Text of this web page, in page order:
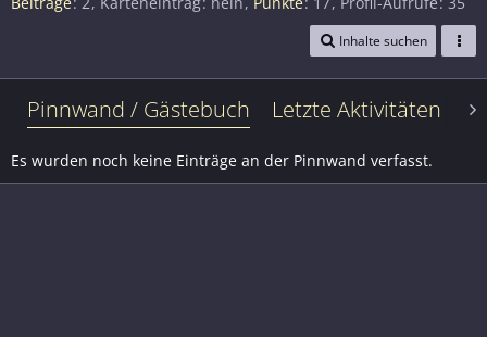
Inhalte suchen
Pinnwand / Gästebuch Letzte Aktivitäten
Es wurden noch keine Einträge an der Pinnwand verfasst.